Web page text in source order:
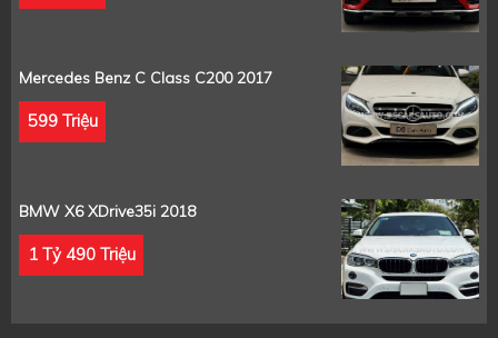
Mercedes Benz C Class C200 2017
599 Triệu
BMW X6 XDrive35i 2018
1 Tỷ 490 Triệu